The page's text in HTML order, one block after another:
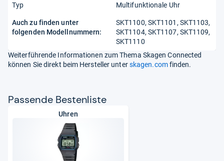
Typ Multifunktionale Uhr
Auch zu finden unter
folgenden Modellnummern:
SKT1100, SKT1101, SKT1103,
SKT1104, SKT1107, SKT1109,
SKT1110
Weiterführende Informationen zum Thema Skagen Connected
können Sie direkt beim Hersteller unterskagen.comfinden.
Pas­sende Bes­ten­liste
Uhren